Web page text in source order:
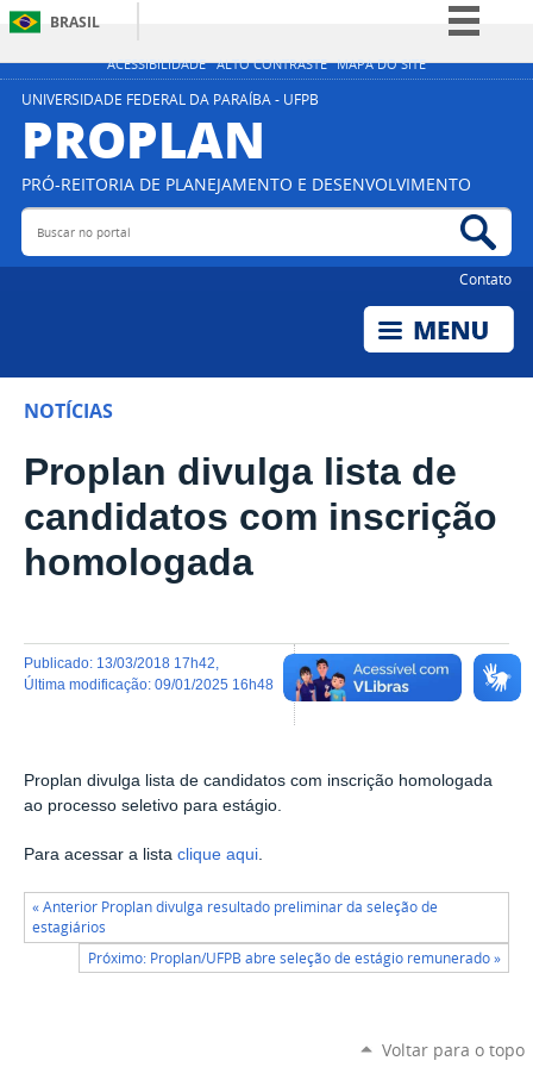
ACESSIBILIDADE ALTO CONTRASTE MAPA DO SITE
BRASIL
Simplifique!
Acesso à informação
Legislação
UNIVERSIDADE FEDERAL DA PARAÍBA - UFPB
PROPLAN
PRÓ-REITORIA DE PLANEJAMENTO E DESENVOLVIMENTO
Buscar no portal
Contato
NOTÍCIAS
Proplan divulga lista de
candidatos com inscrição
homologada
publicado: 13/03/2018 17h42
última modificação: 09/01/2025 16h48
Proplan divulga lista de candidatos com inscrição homologada
ao processo seletivo para estágio.
Para acessar a lista clique aqui.
« Anterior Proplan divulga resultado preliminar da seleção de
estagiários
Próximo: Proplan/UFPB abre seleção de estágio remunerado »
Voltar para o topo